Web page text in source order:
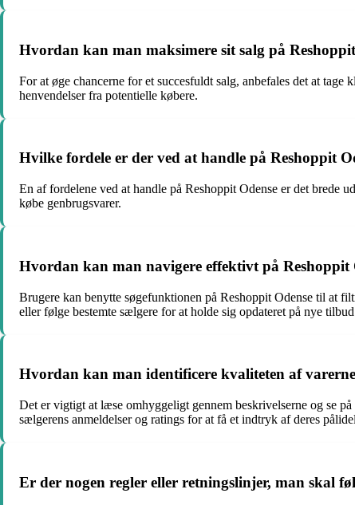
Hvordan kan man maksimere sit salg på
For at øge chancerne for et succesfuldt salg, anbefales det at
henvendelser fra potentielle købere.
Hvilke fordele er der ved at handle på Reshoppit
En af fordelene ved at handle på Reshoppit Odense er det brede
købe genbrugsvarer.
Hvordan kan man navigere effektivt på Reshoppit
Brugere kan benytte søgefunktionen på Reshoppit Odense til at
eller følge bestemte sælgere for at holde sig opdateret på nye
Hvordan kan man identificere kvaliteten af
Det er vigtigt at læse omhyggeligt gennem beskrivelserne og se
sælgerens anmeldelser og ratings for at få et indtryk af deres
Er der nogen regler eller retningslinjer, man skal